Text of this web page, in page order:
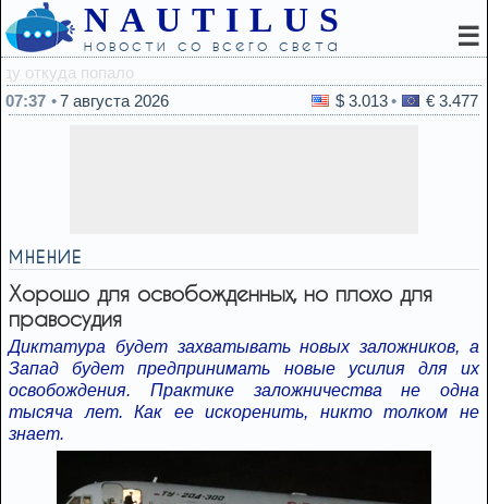
NAUTILUS
новости со всего света ☰
07:37
7 августа 2026 $ 3.013 € 3.477
МНЕНИЕ
Хорошо для освобожденных, но плохо для
правосудия
Диктатура будет захватывать новых заложников, а
Запад будет предпринимать новые усилия для их
освобождения. Практике заложничества не одна
тысяча лет. Как ее искоренить, никто толком не
знает.